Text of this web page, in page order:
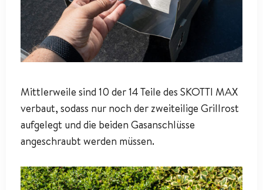
Mittlerweile sind 10 der 14 Teile des SKOTTI MAX
verbaut, sodass nur noch der zweiteilige Grillrost
aufgelegt und die beiden Gasanschlüsse
angeschraubt werden müssen.